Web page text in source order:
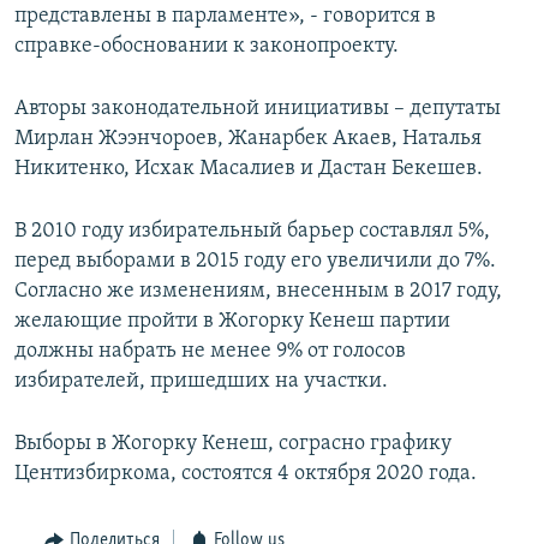
представлены в парламенте», - говорится в
справке-обосновании к законопроекту.
Авторы законодательной инициативы – депутаты
Мирлан Жээнчороев, Жанарбек Акаев, Наталья
Никитенко, Исхак Масалиев и Дастан Бекешев.
В 2010 году избирательный барьер составлял 5%,
перед выборами в 2015 году его увеличили до 7%.
Согласно же изменениям, внесенным в 2017 году,
желающие пройти в Жогорку Кенеш партии
должны набрать не менее 9% от голосов
избирателей, пришедших на участки.
Выборы в Жогорку Кенеш, сограсно графику
Центизбиркома, состоятся 4 октября 2020 года.